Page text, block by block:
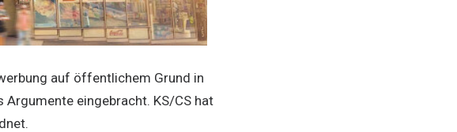
auf öffentlichem Grund in
eingebracht. KS/CS hat